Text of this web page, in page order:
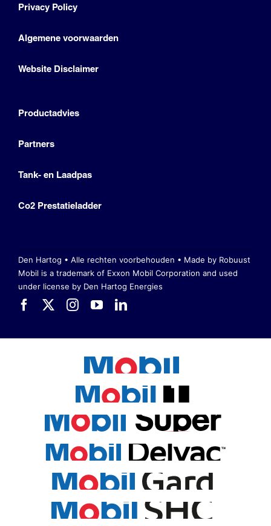
Privacy Policy
Algemene voorwaarden
Website Disclaimer
Productadvies
Partners
Tank- en Laadpas
Co2 Prestatieladder
Den Hartog • Alle rechten voorbehouden • Made by Robuust
Mobil is a trademark of Exxon Mobil Corporation and used
under license by Den Hartog Energies